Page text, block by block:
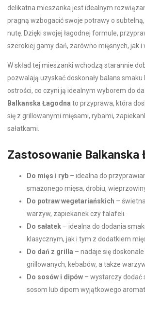
delikatna mieszanka jest idealnym
pragną wzbogacić swoje potrawy o subtelną,
nutę. Dzięki swojej łagodnej formule,
szerokiej gamy dań, zarówno mięsnych, jak i
W skład tej mieszanki wchodzą starannie
pozwalają uzyskać doskonały balans
ostrości, co czyni ją idealnym wyborem do
Balkanska Łagodna to przyprawa, która
się z grillowanymi mięsami, rybami,
sałatkami.
Zastosowanie Balkanska
Do mięs i ryb – idealna do
smażonego mięsa, drobiu,
Do potraw wegetariańskich –
warzyw, zapiekanek czy falafeli.
Do sałatek – idealna do dodania
klasycznym, jak i tym z dodatkiem
Do dań z grilla – nadaje się
grillowanych, kebabów, a także
Do sosów i dipów – wystarczy dodać
sosom lub dipom wyjątkowego